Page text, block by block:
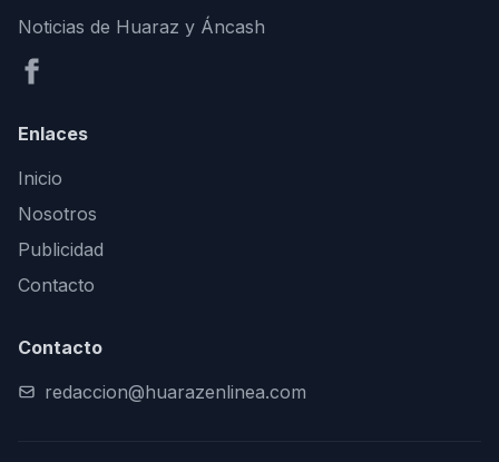
Noticias de Huaraz y Áncash
Enlaces
Inicio
Nosotros
Publicidad
Contacto
Contacto
redaccion@huarazenlinea.com